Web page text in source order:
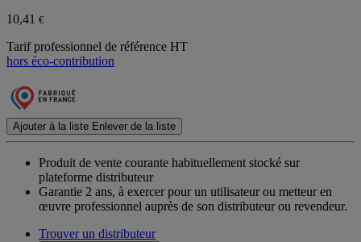
10,41 €
Tarif professionnel de référence HT
hors éco-contribution
Ajouter à la liste Enlever de la liste
Produit de vente courante habituellement stocké sur
plateforme distributeur
Garantie 2 ans, à exercer pour un utilisateur ou metteur en
œuvre professionnel auprès de son distributeur ou revendeur.
Trouver un distributeur